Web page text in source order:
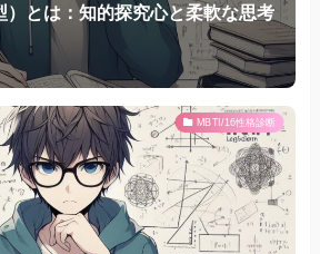
）とは：知的探究心と柔軟な思考
MBTI/16性格診断